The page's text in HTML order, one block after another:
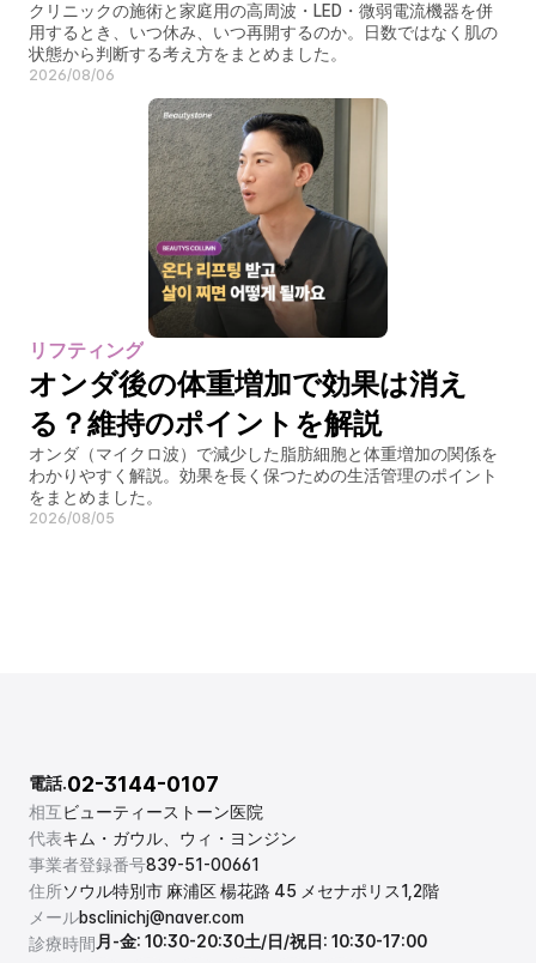
クリニックの施術と家庭用の高周波・LED・微弱電流機器を併
用するとき、いつ休み、いつ再開するのか。日数ではなく肌の
状態から判断する考え方をまとめました。
2026/08/06
リフティング
オンダ後の体重増加で効果は消え
る？維持のポイントを解説
オンダ（マイクロ波）で減少した脂肪細胞と体重増加の関係を
わかりやすく解説。効果を長く保つための生活管理のポイント
をまとめました。
2026/08/05
相互ビューティーストーン医院
代表キム・ガウル、ウィ・ヨンジン
事業者登録番号839-51-00661
住所ソウル特別市 麻浦区 楊花路 45 メセナポリス1,2階
メールbsclinichj@naver.com
診療時間 月-金: 10:30-20:30土/日/祝日: 10:30-17:00
電話.02-3144-0107